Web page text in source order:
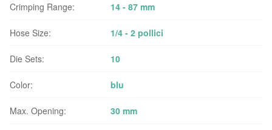
Crimping Range: 14 - 87 mm
Hose Size: 1/4 - 2 pollici
Die Sets: 10
Color: blu
Max. Opening: 30 mm